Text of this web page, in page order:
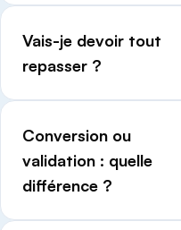
Vais-je devoir tout
repasser ?
Conversion ou
validation : quelle
différence ?